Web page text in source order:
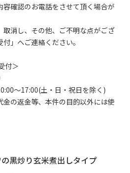
容確認のお電話をさせて頂く場合が
取消し、その他、ご不明な点がござ
」へご連絡ください。
付＞
～17:00(土・日・祝日を除く)
の返金等、本件の目的以外には使
黒炒り玄米煮出しタイプ